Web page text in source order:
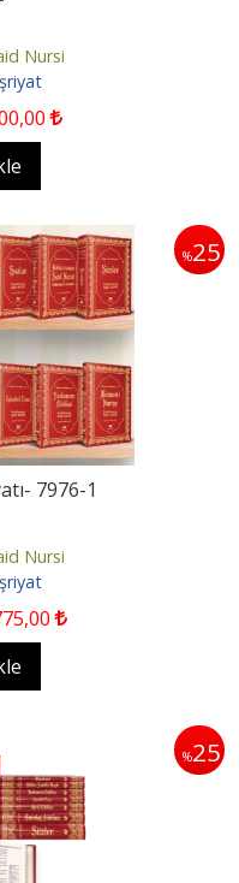
Nursi
,00
%25
7976-1
Nursi
,00
%25